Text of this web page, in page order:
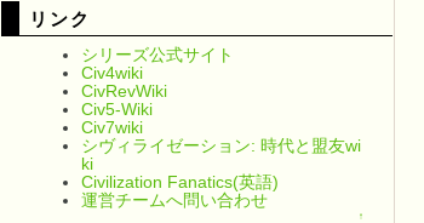
リンク
シリーズ公式サイト
Civ4wiki
CivRevWiki
Civ5-Wiki
Civ7wiki
シヴィライゼーション: 時代と盟友wi
ki
Civilization Fanatics(英語)
運営チームへ問い合わせ
↑